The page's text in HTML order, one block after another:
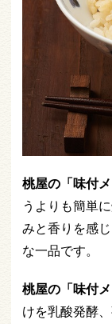
桃屋の「味付メ
うよりも簡単
みと香りを感
な一品です。
桃屋の「味付メ
けを乳酸発酵